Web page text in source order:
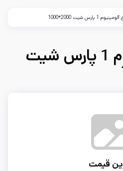
1 پارس شیت 2000*1000
ورق آلومینیوم 1 پارس شیت
قیمت